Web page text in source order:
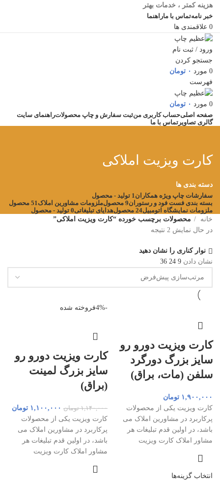
هزینه کمتر ، خدمات بهتر
خبر نامهتماس با ماراهنما
0 علاقمندی ها
ورود / ثبت نام
جستجو کردن
0 مورد ۰ تومان
فهرست
0 مورد ۰ تومان
صفحه اصلیحساب کاربری منثبت سفارش و چاپ محصولاتراهنمای سایت
گالری تصاویر تماس با ما
کارت ویزیت املاکی
دسته بندی ها
سفارشات چاپ ویژه همکاران 1 تولید - محصول
بسته بندی فست فود و رستوران9 محصول ملزومات مشاورین املاک 51 محصول
ملزومات نمایشگاه اتومبیل24 محصول هدایای تبلیغاتی0 تولید - محصول
خانه
محصولات برچسب خورده “کارت ویزیت املاکی”
در حال نمایش 2 نتیجه
نوار کناری را نشان دهید
نشان دادن 9
24
36
کارت ویزیت دورو رو
سایز بزرگ دورگرد
سلفن (مات، براق)
۱,۹۰۰,۰۰۰ تومان
کارت ویزیت یکی از محصولات
پرکاربرد در مشاورین املاک می
باشد، در اولین قدم تبلیغات هر
مشاور املاک کارت ویزیت
انتخاب گزینه‌ها
-4% فروخته شده
کارت ویزیت دورو رو
سایز بزرگ لمینت
(براق)
۱,۱۴۰,۰۰۰ تومان قیمت
اصلی
۱,۱۴۰,۰۰۰ تومان
بود.
۱,۱۰۰,۰۰۰ تومان
کارت ویزیت یکی از محصولات
پرکاربرد در مشاورین املاک می
باشد، در اولین قدم تبلیغات هر
مشاور املاک کارت ویزیت